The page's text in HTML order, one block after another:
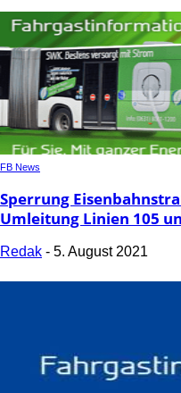
FB News
Sperrung
Umleitung Linien 105
Redak - 5. August 2021